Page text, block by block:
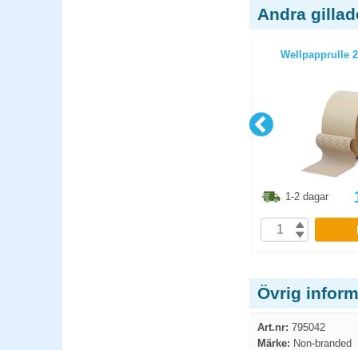
Andra
Wellpapprulle
1-2 dagar
Övrig
Art.nr: 795042
Märke: Non-branded